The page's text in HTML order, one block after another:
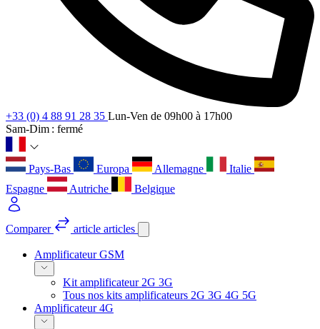
+33 (0) 4 88 91 28 35 Lun-Ven de 09h00 à 17h00
Sam-Dim : fermé
Pays-Bas Europa Allemagne
Italie
Espagne
Autriche Belgique
Comparer article articles
Amplificateur GSM
Kit amplificateur 2G 3G
Tous nos kits amplificateurs 2G 3G 4G 5G
Amplificateur 4G